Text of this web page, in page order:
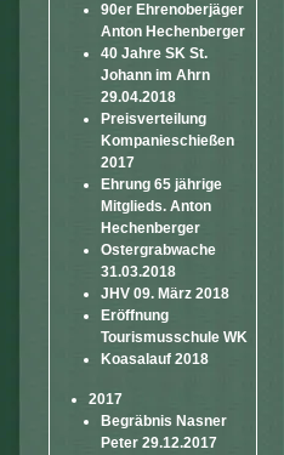
90er Ehrenoberjäger
Anton Hechenberger
40 Jahre SK St.
Johann im Ahrn
29.04.2018
Preisverteilung
Kompanieschießen
2017
Ehrung 65 jährige
Mitglieds. Anton
Hechenberger
Ostergrabwache
31.03.2018
JHV 09. März 2018
Eröffnung
Tourismusschule WK
Koasalauf 2018
2017
Begräbnis Nasner
Peter 29.12.2017